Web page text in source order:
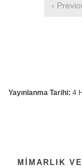
‹
Yayınlanma Tarihi: 4
MIMARLIK